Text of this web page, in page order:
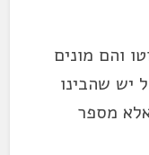
והם מונים
יש שהבינו
מספר